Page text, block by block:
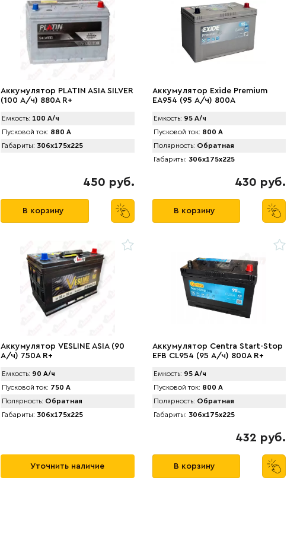
Аккумулятор PLATIN ASIA SILVER
(100 А/ч) 880A R+
Емкость: 100 А/ч
Пусковой ток: 880 А
Габариты: 306x175x225
450 руб.
В корзину
Аккумулятор Exide Premium
EA954 (95 А/ч) 800A
Емкость: 95 А/ч
Пусковой ток: 800 А
Полярность: Обратная
Габариты: 306x175x225
430 руб.
В корзину
Аккумулятор VЕSLINE ASIA (90
А/ч) 750A R+
Емкость: 90 А/ч
Пусковой ток: 750 А
Полярность: Обратная
Габариты: 306x175x225
Уточнить наличие
Аккумулятор Centra Start-Stop
EFB CL954 (95 А/ч) 800A R+
Емкость: 95 А/ч
Пусковой ток: 800 А
Полярность: Обратная
Габариты: 306x175x225
432 руб.
В корзину